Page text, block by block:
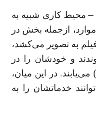
– محیط کاری شبیه به
ازجمله بخش در
به تصویر می‌کشد،
و خودشان را در
در این میان،
خدماتشان را به